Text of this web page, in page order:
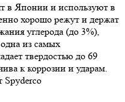
в Японии и используют в
хорошо режут и держат
углерода (до 3%),
из самых
твердостью до 69
к коррозии и ударам.
Spyderco